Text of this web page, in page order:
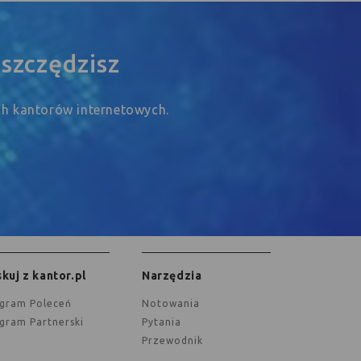
kantorów internetowych.
z kantor.pl
Poleceń
Partnerski
Narzędzia
Notowania
Pytania
Przewodnik